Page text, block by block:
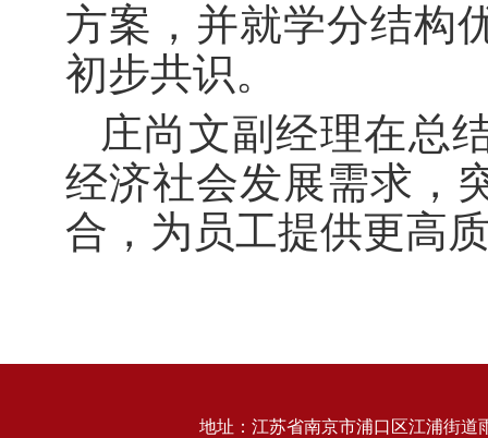
方案，并就学分结构
初步共识。
庄尚文副经理在总
经济社会发展需求，
合，为员工提供更高
地址：江苏省南京市浦口区江浦街